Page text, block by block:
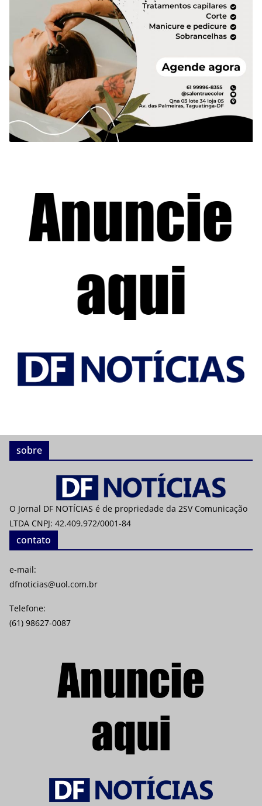
sobre
O Jornal DF NOTÍCIAS é de propriedade da 2SV Comunicação
LTDA CNPJ: 42.409.972/0001-84
contato
e-mail:
dfnoticias@uol.com.br
Telefone:
(61) 98627-0087